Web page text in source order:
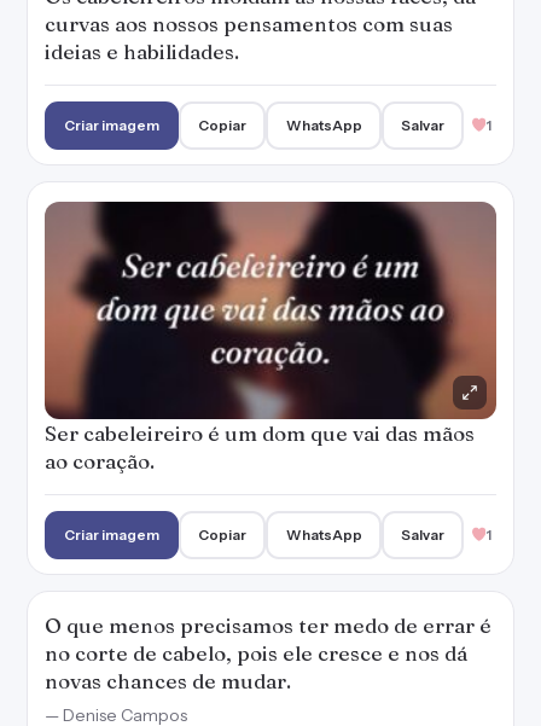
curvas aos nossos pensamentos com suas
ideias e habilidades.
Criar imagem Copiar WhatsApp Salvar 1
Ser cabeleireiro é um dom que vai das mãos
ao coração.
Criar imagem Copiar WhatsApp Salvar 1
O que menos precisamos ter medo de errar é
no corte de cabelo, pois ele cresce e nos dá
novas chances de mudar.
— Denise Campos